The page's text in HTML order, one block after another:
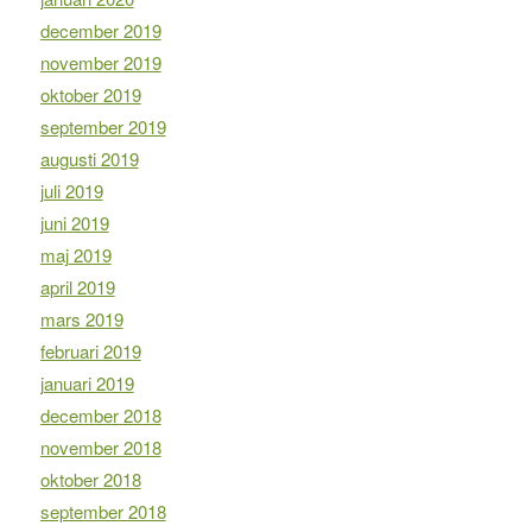
december 2019
november 2019
oktober 2019
september 2019
augusti 2019
juli 2019
juni 2019
maj 2019
april 2019
mars 2019
februari 2019
januari 2019
december 2018
november 2018
oktober 2018
september 2018